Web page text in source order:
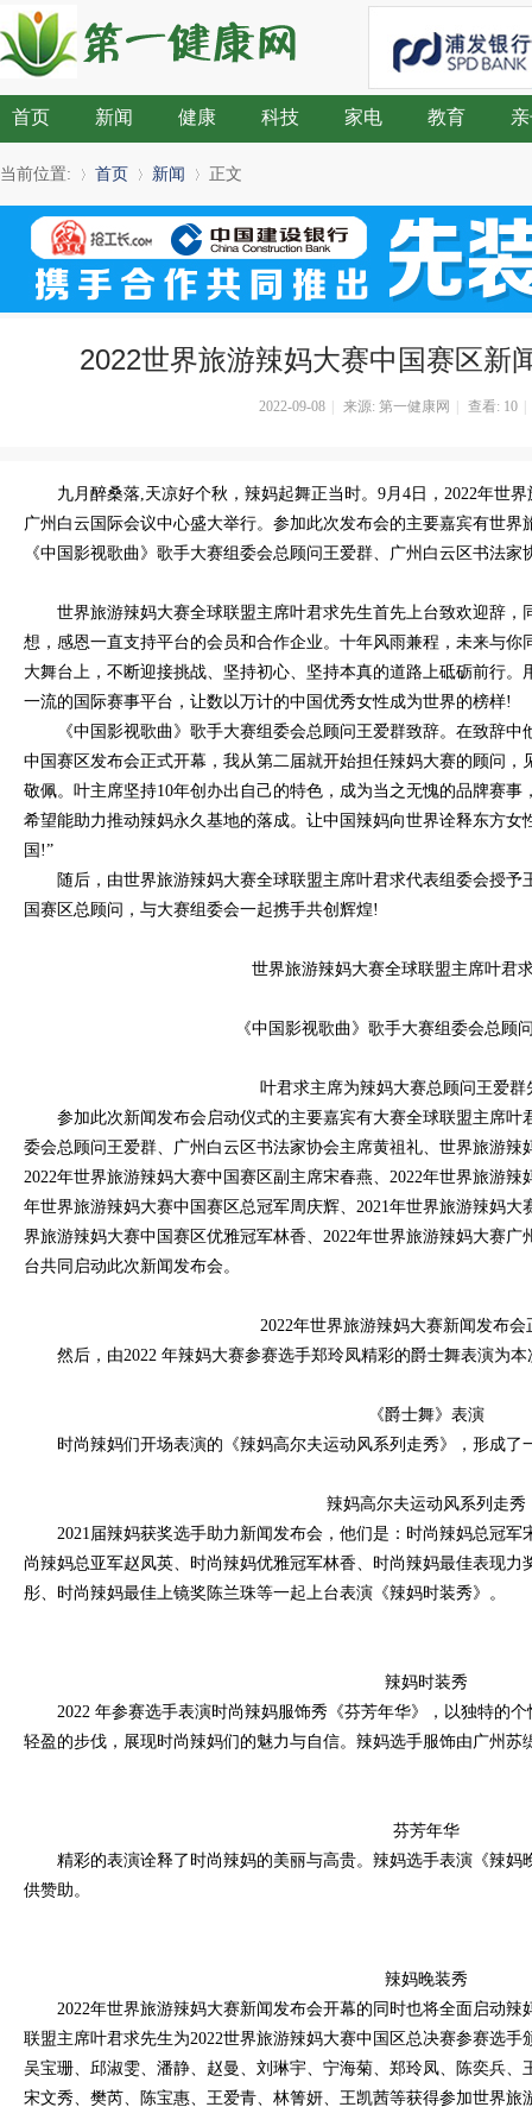
首页 新闻 健康 科技 家电 教育
当前位置: 首页
›
新闻
›
正文
2022世界旅游辣妈大赛中国赛区新
2022-09-08 来源: 第一健康网 查看: 10
九月醉桑落,天凉好个秋，辣妈起舞正当时。9月4日，2022年世
广州白云国际会议中心盛大举行。参加此次发布会的主要嘉宾有世界
《中国影视歌曲》歌手大赛组委会总顾问王爱群、广州白云区书法家
世界旅游辣妈大赛全球联盟主席叶君求先生首先上台致欢迎辞，
想，感恩一直支持平台的会员和合作企业。十年风雨兼程，未来与
大舞台上，不断迎接挑战、坚持初心、坚持本真的道路上砥砺前行。
一流的国际赛事平台，让数以万计的中国优秀女性成为世界的榜样!
《中国影视歌曲》歌手大赛组委会总顾问王爱群致辞。在致辞中
中国赛区发布会正式开幕，我从第二届就开始担任辣妈大赛的顾问，
敬佩。叶主席坚持10年创办出自己的特色，成为当之无愧的品牌赛
希望能助力推动辣妈永久基地的落成。让中国辣妈向世界诠释东方女
国!”
随后，由世界旅游辣妈大赛全球联盟主席叶君求代表组委会授予
国赛区总顾问，与大赛组委会一起携手共创辉煌!
世界旅游辣妈大赛全球联盟主席叶君
《中国影视歌曲》歌手大赛组委会总顾
叶君求主席为辣妈大赛总顾问王爱群
参加此次新闻发布会启动仪式的主要嘉宾有大赛全球联盟主席叶
委会总顾问王爱群、广州白云区书法家协会主席黄祖礼、世界旅游辣
2022年世界旅游辣妈大赛中国赛区副主席宋春燕、2022年世界旅游辣
年世界旅游辣妈大赛中国赛区总冠军周庆辉、2021年世界旅游辣妈大
界旅游辣妈大赛中国赛区优雅冠军林香、2022年世界旅游辣妈大赛
台共同启动此次新闻发布会。
2022年世界旅游辣妈大赛新闻发布会
然后，由2022 年辣妈大赛参赛选手郑玲凤精彩的爵士舞表演为
《爵士舞》表演
时尚辣妈们开场表演的《辣妈高尔夫运动风系列走秀》，形成了
辣妈高尔夫运动风系列走秀
2021届辣妈获奖选手助力新闻发布会，他们是：时尚辣妈总冠
尚辣妈总亚军赵凤英、时尚辣妈优雅冠军林香、时尚辣妈最佳表现力
彤、时尚辣妈最佳上镜奖陈兰珠等一起上台表演《辣妈时装秀》。
辣妈时装秀
2022 年参赛选手表演时尚辣妈服饰秀《芬芳年华》，以独特的
轻盈的步伐，展现时尚辣妈们的魅力与自信。辣妈选手服饰由广州苏
芬芳年华
精彩的表演诠释了时尚辣妈的美丽与高贵。辣妈选手表演《辣妈
供赞助。
辣妈晚装秀
2022年世界旅游辣妈大赛新闻发布会开幕的同时也将全面启动
联盟主席叶君求先生为2022世界旅游辣妈大赛中国区总决赛参赛选
吴宝珊、邱淑雯、潘静、赵曼、刘琳宇、宁海菊、郑玲凤、陈奕兵、
宋文秀、樊芮、陈宝惠、王爱青、林箐妍、王凯茜等获得参加世界旅